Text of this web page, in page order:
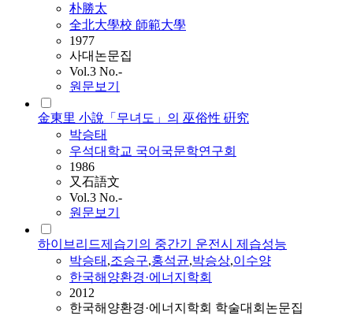
朴勝太
全北大學校 師範大學
1977
사대논문집
Vol.3 No.-
원문보기
金東里 小說「무녀도」의 巫俗性 硏究
박승태
우석대학교 국어국문학연구회
1986
又石語文
Vol.3 No.-
원문보기
하이브리드제습기의 중간기 운전시 제습성능
박승태 ,조승구,홍석균,박승상,이수양
한국해양환경·에너지학회
2012
한국해양환경·에너지학회 학술대회논문집